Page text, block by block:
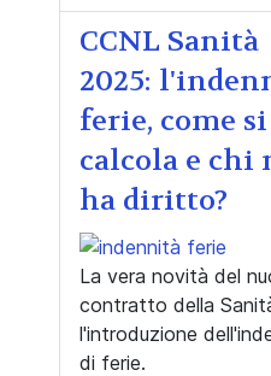
CCNL Sanità
2025:
ferie, come si
calcola e chi
ha diritto?
La vera novità del
contratto della
l'introduzione
di ferie.